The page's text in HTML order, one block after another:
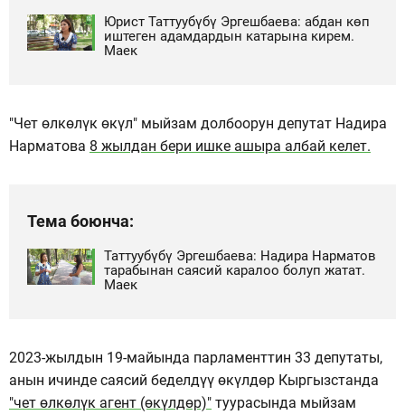
Юрист Таттуубүбү Эргешбаева: абдан көп
иштеген адамдардын катарына кирем.
Маек
"Чет өлкөлүк өкүл" мыйзам долбоорун депутат Надира
Нарматова 8 жылдан бери ишке ашыра албай келет.
Тема боюнча:
Таттуубүбү Эргешбаева: Надира Нарматов
тарабынан саясий каралоо болуп жатат.
Маек
2023-жылдын 19-майында парламенттин 33 депутаты,
анын ичинде саясий беделдүү өкүлдөр Кыргызстанда
"чет өлкөлүк агент (өкүлдөр)" туурасында мыйзам